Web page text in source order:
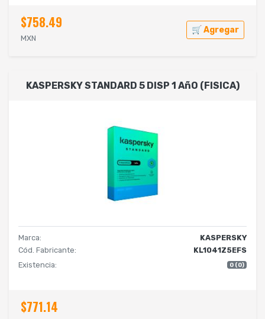
$758.49
MXN
🛒 Agregar
KASPERSKY STANDARD 5 DISP 1 AñO (FISICA)
Marca:
KASPERSKY
Cód. Fabricante:
KL1041Z5EFS
Existencia:
0 (0)
$771.14